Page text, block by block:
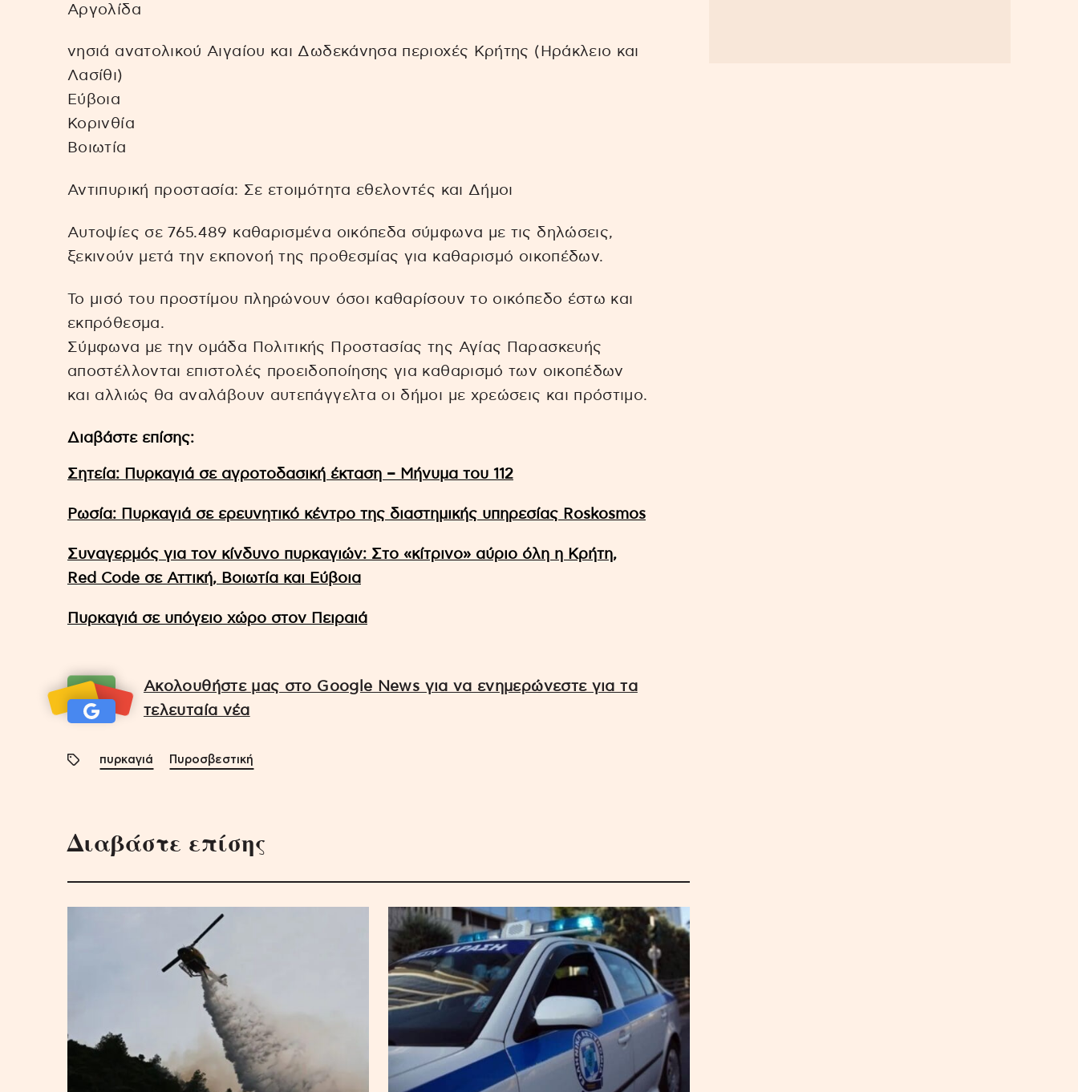
Αργολίδα
νησιά ανατολικού Αιγαίου και Δωδεκάνησα περιοχές Κρήτης (Ηράκλειο και
Λασίθι)
Εύβοια
Κορινθία
Βοιωτία
Αντιπυρική προστασία: Σε ετοιμότητα εθελοντές και Δήμοι
Αυτοψίες σε 765.489 καθαρισμένα οικόπεδα σύμφωνα με τις δηλώσεις,
ξεκινούν μετά την εκπονοή της προθεσμίας για καθαρισμό οικοπέδων.
Το μισό του προστίμου πληρώνουν όσοι καθαρίσουν το οικόπεδο έστω και
εκπρόθεσμα.
Σύμφωνα με την ομάδα Πολιτικής Προστασίας της Αγίας Παρασκευής
αποστέλλονται επιστολές προειδοποίησης για καθαρισμό των οικοπέδων
και αλλιώς θα αναλάβουν αυτεπάγγελτα οι δήμοι με χρεώσεις και πρόστιμο.
Διαβάστε επίσης:
Σητεία: Πυρκαγιά σε αγροτοδασική έκταση – Μήνυμα του 112
Ρωσία: Πυρκαγιά σε ερευνητικό κέντρο της διαστημικής υπηρεσίας Roskosmos
Συναγερμός για τον κίνδυνο πυρκαγιών: Στο «κίτρινο» αύριο όλη η Κρήτη,
Red Code σε Αττική, Βοιωτία και Εύβοια
Πυρκαγιά σε υπόγειο χώρο στον Πειραιά
Ακολουθήστε μας στο Google News για να ενημερώνεστε για τα
τελευταία νέα
πυρκαγιά Πυροσβεστική
Διαβάστε επίσης